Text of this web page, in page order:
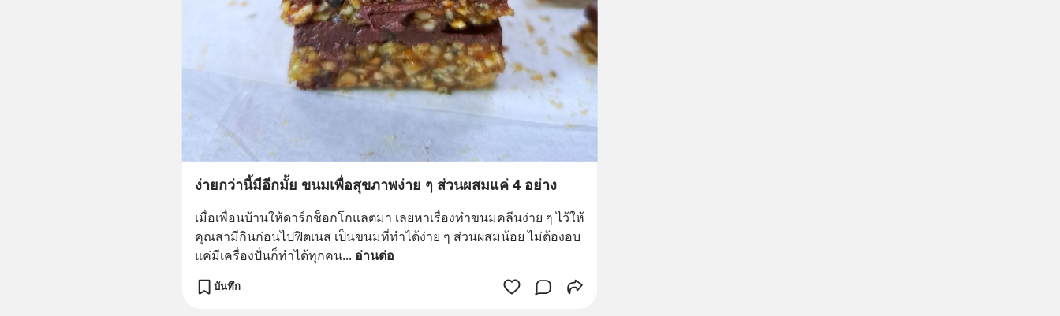
ง่ายกว่านี้มีอีกมั้ย ขนมเพื่อสุขภาพง่าย ๆ ส่วนผสมแค่ 4 อย่าง
เมื่อเพื่อนบ้านให้ดาร์กช็อกโกแลตมา เลยหาเรื่องทำขนมคลีนง่าย ๆ ไว้ให้
คุณสามีกินก่อนไปฟิตเนส เป็นขนมที่ทำได้ง่าย ๆ ส่วนผสมน้อย ไม่ต้องอบ
แค่มีเครื่องปั่นก็ทำได้ทุกคน... อ่านต่อ
บันทึก